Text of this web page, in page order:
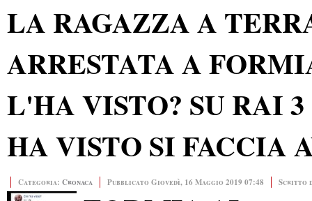
LA RAGAZZA A
ARRESTATA A
L'HA VISTO? SU RAI
HA VISTO SI FACCIA
Categoria: Cronaca Pubblicato Giovedì, 16 Maggio 2019 07:48 Scritto